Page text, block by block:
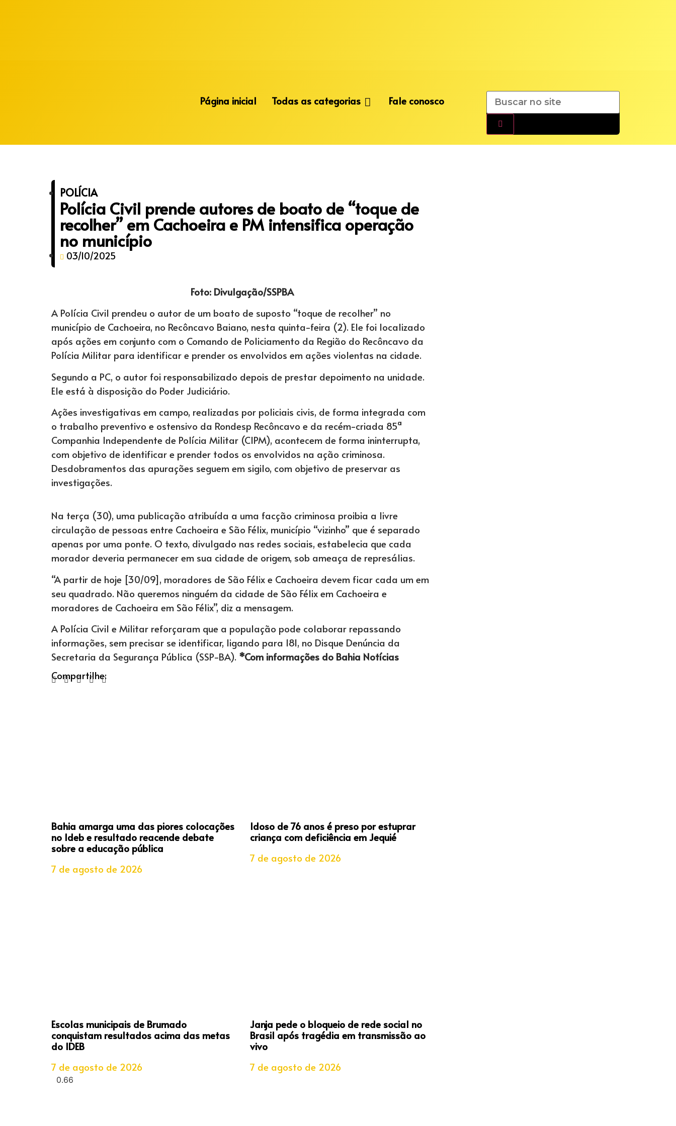
Página inicial Todas as categorias Fale conosco
POLÍCIA
Polícia Civil prende autores de boato de “toque de
recolher” em Cachoeira e PM intensifica operação
no município
03/10/2025
Foto: Divulgação/SSPBA
A Polícia Civil prendeu o autor de um boato de suposto “toque de recolher” no
município de Cachoeira, no Recôncavo Baiano, nesta quinta-feira (2). Ele foi localizado
após ações em conjunto com o Comando de Policiamento da Região do Recôncavo da
Polícia Militar para identificar e prender os envolvidos em ações violentas na cidade.
Segundo a PC, o autor foi responsabilizado depois de prestar depoimento na unidade.
Ele está à disposição do Poder Judiciário.
Ações investigativas em campo, realizadas por policiais civis, de forma integrada com
o trabalho preventivo e ostensivo da Rondesp Recôncavo e da recém-criada 85ª
Companhia Independente de Polícia Militar (CIPM), acontecem de forma ininterrupta,
com objetivo de identificar e prender todos os envolvidos na ação criminosa.
Desdobramentos das apurações seguem em sigilo, com objetivo de preservar as
investigações.
Na terça (30), uma publicação atribuída a uma facção criminosa proibia a livre
circulação de pessoas entre Cachoeira e São Félix, município “vizinho” que é separado
apenas por uma ponte. O texto, divulgado nas redes sociais, estabelecia que cada
morador deveria permanecer em sua cidade de origem, sob ameaça de represálias.
“A partir de hoje [30/09], moradores de São Félix e Cachoeira devem ficar cada um em
seu quadrado. Não queremos ninguém da cidade de São Félix em Cachoeira e
moradores de Cachoeira em São Félix”, diz a mensagem.
A Polícia Civil e Militar reforçaram que a população pode colaborar repassando
informações, sem precisar se identificar, ligando para 181, no Disque Denúncia da
Secretaria da Segurança Pública (SSP-BA). *Com informações do Bahia Notícias
Compartilhe:
Bahia amarga uma das piores colocações
no Ideb e resultado reacende debate
sobre a educação pública
7 de agosto de 2026
Idoso de 76 anos é preso por estuprar
criança com deficiência em Jequié
7 de agosto de 2026
Escolas municipais de Brumado
conquistam resultados acima das metas
do IDEB
7 de agosto de 2026
Janja pede o bloqueio de rede social no
Brasil após tragédia em transmissão ao
vivo
7 de agosto de 2026